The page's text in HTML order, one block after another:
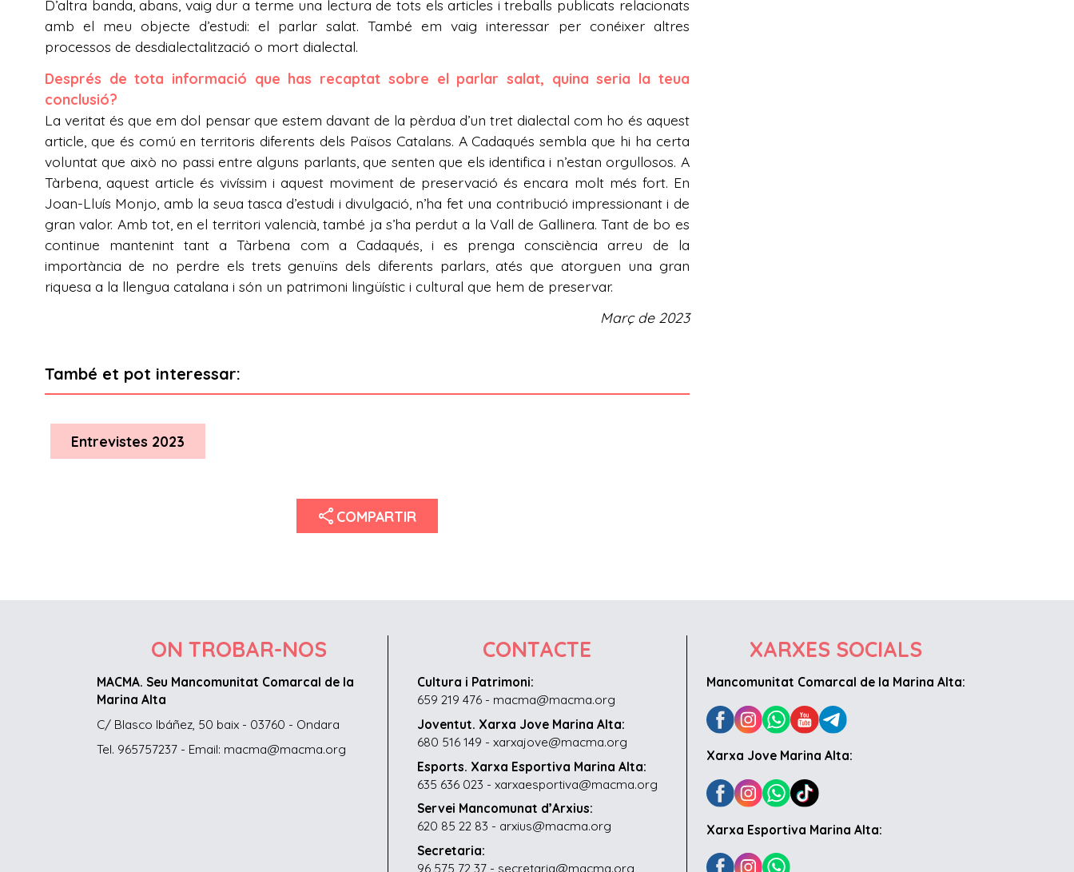
D’altra banda, abans, vaig dur a terme una lectura de tots els articles i treballs publicats relacionats
amb el meu objecte d’estudi: el parlar salat. També em vaig interessar per conéixer altres
processos de desdialectalització o mort dialectal.
Després de tota informació que has recaptat sobre el parlar salat, quina seria la teua
conclusió?
La veritat és que em dol pensar que estem davant de la pèrdua d’un tret dialectal com ho és aquest
article, que és comú en territoris diferents dels Països Catalans. A Cadaqués sembla que hi ha certa
voluntat que això no passi entre alguns parlants, que senten que els identifica i n’estan orgullosos. A
Tàrbena, aquest article és vivíssim i aquest moviment de preservació és encara molt més fort. En
Joan-Lluís Monjo, amb la seua tasca d’estudi i divulgació, n’ha fet una contribució impressionant i de
gran valor. Amb tot, en el territori valencià, també ja s’ha perdut a la Vall de Gallinera. Tant de bo es
continue mantenint tant a Tàrbena com a Cadaqués, i es prenga consciència arreu de la
importància de no perdre els trets genuïns dels diferents parlars, atés que atorguen una gran
riquesa a la llengua catalana i són un patrimoni lingüístic i cultural que hem de preservar.
Març de 2023
També et pot interessar:
Entrevistes 2023
share COMPARTIR
ON TROBAR-NOS
MACMA. Seu Mancomunitat Comarcal de la
Marina Alta
C/ Blasco Ibáñez, 50 baix - 03760 - Ondara
Tel. 965757237 - Email: macma@macma.org
CONTACTE
Cultura i Patrimoni:
659 219 476 - macma@macma.org
Joventut. Xarxa Jove Marina Alta:
680 516 149 - xarxajove@macma.org
Esports. Xarxa Esportiva Marina Alta:
635 636 023 - xarxaesportiva@macma.org
Servei Mancomunat d’Arxius:
620 85 22 83 - arxius@macma.org
Secretaria:
96 575 72 37 - secretaria@macma.org
XARXES SOCIALS
Mancomunitat Comarcal de la Marina Alta:
Xarxa Jove Marina Alta:
Xarxa Esportiva Marina Alta: